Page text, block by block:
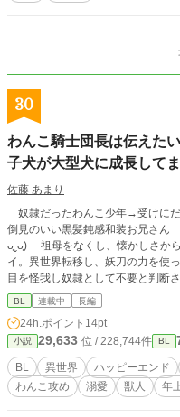
30
わんこ騎士団長は伝えた
子犬が大型犬に成長して
佐藤 あまり
奴隷だったわんこ少年→受けに
倒見のいい黒髪鈍感和装お兄さん 年下×年上の異世界ファンタジーBLです(❁
ᴗ͈ˬᴗ͈) 祖母をなくし、懐かしさから迷い込んだお祭りで怪しい刀を手にしたレ
イ。異世界転移し、妖刀の力を使
目を怪我し奴隷として不要と判断され
を救い共に暮らしながら穏やかで
ずらでレイは再び元の世界へ戻っ
そして元の世界で3年が経つ間、
再び異世界に転移したレイを待っ
派な青年になったコハクだった。 15年前からの想いを伝えようと意気込むコ
ハクだったが…… ｢レイ、大好き…！｣ ｢ふふ、俺も大好きだぞ(家族愛)｣
｢ちがっ……俺、こんなに大きくなったんだよ？｣ ｢ああ
BL 連載中 長編
24h.ポイント 14pt
小説 29,633 位 / 228,744件 BL
BL 異世界 ハッピーエンド
わんこ攻め
溺愛 獣人 年